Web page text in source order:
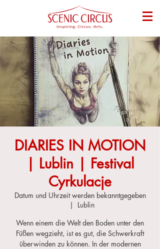
DIARIES IN MOTION
| Lublin | Festival
Cyrkulacje
Datum und Uhrzeit werden bekanntgegeben
  |
Lublin
Wenn einem die Welt den Boden unter den
Füßen wegzieht, ist es gut, die Schwerkraft
überwinden zu können. In der modernen